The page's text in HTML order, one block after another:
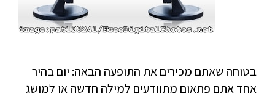
בטוחה שאתם מכירים את התופעה הבאה: יום בהיר
אחד אתם פתאום מתוודעים למילה חדשה או למושג